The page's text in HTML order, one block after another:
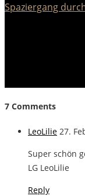
Spaziergang
7 Comments
LeoLilie 27.
Super schön
LG LeoLilie
Reply